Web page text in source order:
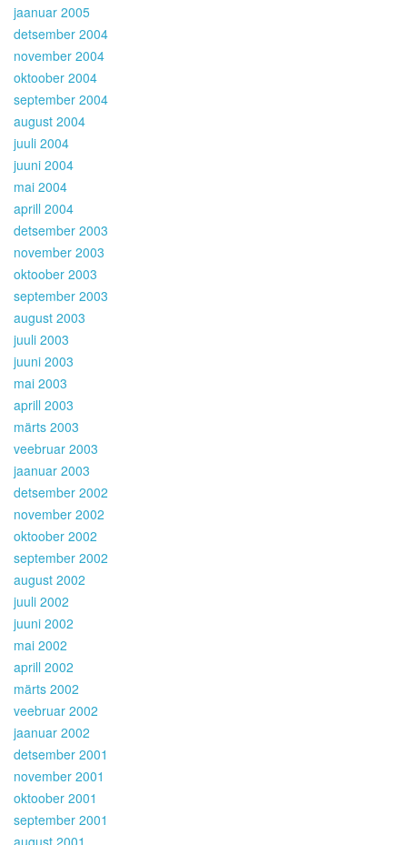
jaanuar 2005
detsember 2004
november 2004
oktoober 2004
september 2004
august 2004
juuli 2004
juuni 2004
mai 2004
aprill 2004
detsember 2003
november 2003
oktoober 2003
september 2003
august 2003
juuli 2003
juuni 2003
mai 2003
aprill 2003
märts 2003
veebruar 2003
jaanuar 2003
detsember 2002
november 2002
oktoober 2002
september 2002
august 2002
juuli 2002
juuni 2002
mai 2002
aprill 2002
märts 2002
veebruar 2002
jaanuar 2002
detsember 2001
november 2001
oktoober 2001
september 2001
august 2001